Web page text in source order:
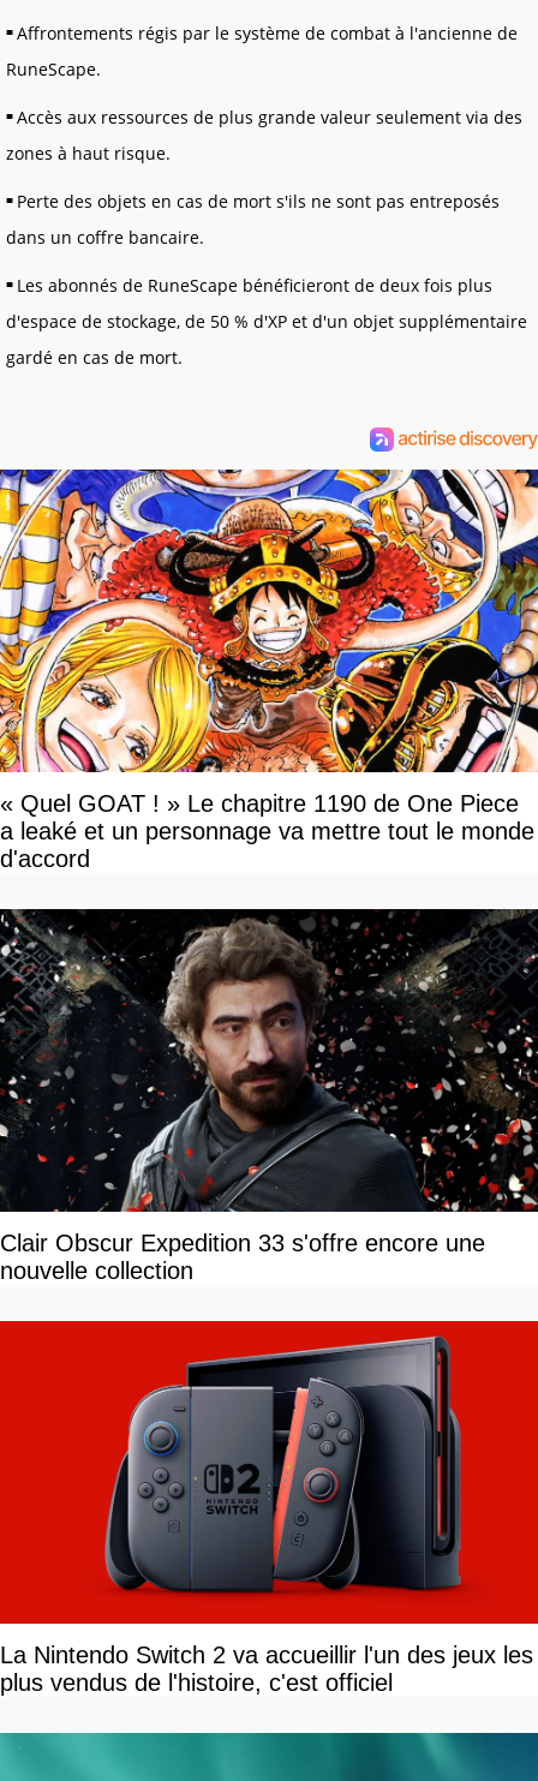
Affrontements régis par le système de combat à l'ancienne de
RuneScape.
Accès aux ressources de plus grande valeur seulement via des
zones à haut risque.
Perte des objets en cas de mort s'ils ne sont pas entreposés
dans un coffre bancaire.
Les abonnés de RuneScape bénéficieront de deux fois plus
d'espace de stockage, de 50 % d'XP et d'un objet supplémentaire
gardé en cas de mort.
« Quel GOAT ! » Le chapitre 1190 de One Piece
a leaké et un personnage va mettre tout le monde
d'accord
Clair Obscur Expedition 33 s'offre encore une
nouvelle collection
La Nintendo Switch 2 va accueillir l'un des jeux les
plus vendus de l'histoire, c'est officiel